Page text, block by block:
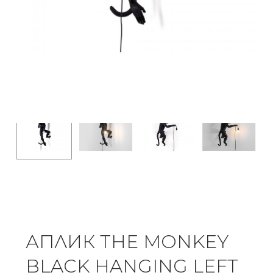
АПЛИК THE MONKEY
BLACK HANGING LEFT